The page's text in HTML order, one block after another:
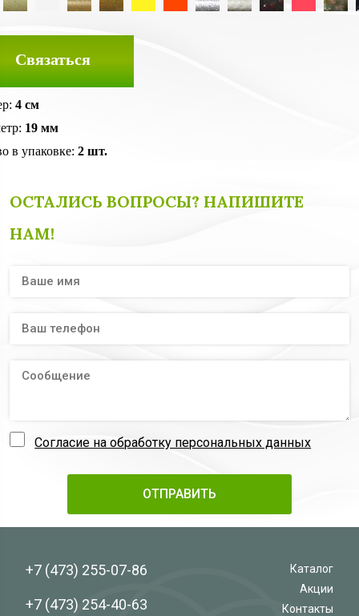
Связаться
4 см
19 мм
в упаковке: 2 шт.
ОСТАЛИСЬ ВОПРОСЫ? НАПИШИТЕ
НАМ!
Согласие на обработку персональных данных
+7 (473) 255-07-86
+7 (473) 254-40-63
Каталог
Акции
Контакты